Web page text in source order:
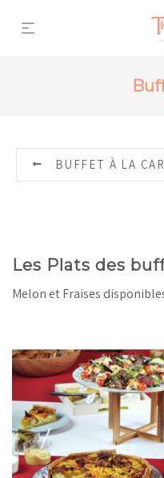
BUFFET À LA
Les Plats des
Melon et Fraises